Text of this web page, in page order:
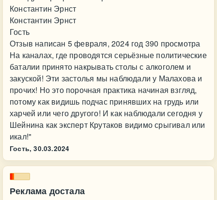
Константин Эрнст
Константин Эрнст
Гость
Отзыв написан 5 февраля, 2024 год 390 просмотра
На каналах, где проводятся серьёзные политические
баталии принято накрывать столы с алкоголем и
закуской! Эти застолья мы наблюдали у Малахова и
прочих! Но это порочная практика начиная взгляд,
потому как видишь подчас принявших на грудь или
харчей или чего другого! И как наблюдали сегодня у
Шейнина как эксперт Крутаков видимо срыгивал или
икал!"
Гость, 30.03.2024
Реклама достала